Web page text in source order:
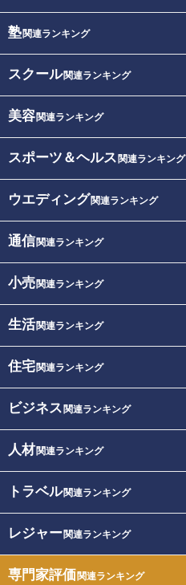
塾関連ランキング
スクール関連ランキング
美容関連ランキング
スポーツ＆ヘルス 関連ランキング
ウエディング関連ランキング
通信関連ランキング
小売関連ランキング
生活関連ランキング
住宅関連ランキング
ビジネス 関連ランキング
人材関連ランキング
トラベル関連ランキング
レジャー関連ランキング
専門家評価関連ランキング